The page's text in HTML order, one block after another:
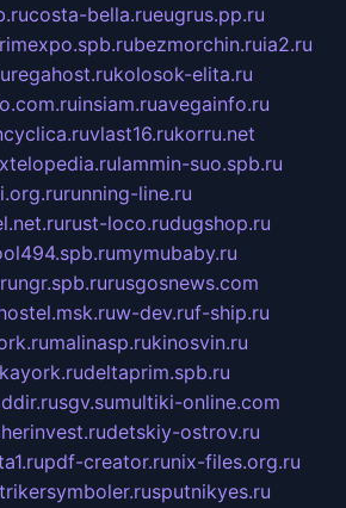
costa-bella.rueugrus.pp.ru
bezmorchin.ruia2.ru
regahost.rukolosok-elita.ru
insiam.ruavegainfo.ru
vlast16.rukorru.net
lammin-suo.spb.ru
running-line.ru
rust-loco.rudugshop.ru
mymubaby.ru
ngr.spb.rurusgosnews.com
w-dev.ruf-ship.ru
malinasp.rukinosvin.ru
deltaprim.spb.ru
sgv.sumultiki-online.com
detskiy-ostrov.ru
pdf-creator.runix-files.org.ru
sputnikyes.ru